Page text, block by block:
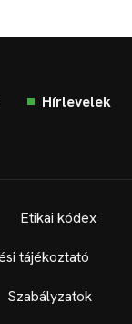
Hírlevelek
Etikai kódex
tájékoztató
Szabályzatok